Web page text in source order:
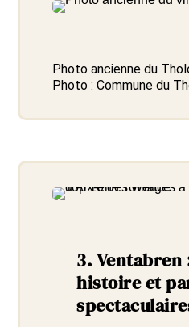
Photo ancienne du
Photo :Commune du
3. Ventabren
histoire et